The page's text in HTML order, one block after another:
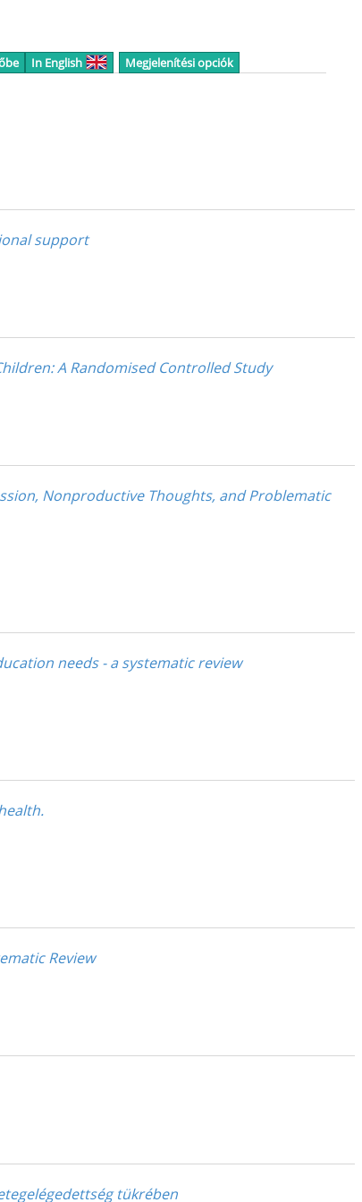
In English Megjelenítési opciók
support
A Randomised Controlled Study
Nonproductive Thoughts, and Problematic
needs - a systematic review
Review
tükrében